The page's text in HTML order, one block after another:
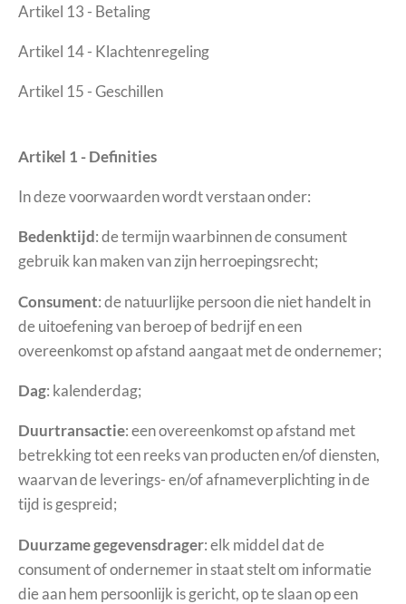
Artikel 13 - Betaling
Artikel 14 - Klachtenregeling
Artikel 15 - Geschillen
Artikel 1 - Definities
In deze voorwaarden wordt verstaan onder:
Bedenktijd: de termijn waarbinnen de consument
gebruik kan maken van zijn herroepingsrecht;
Consument: de natuurlijke persoon die niet handelt in
de uitoefening van beroep of bedrijf en een
overeenkomst op afstand aangaat met de ondernemer;
Dag: kalenderdag;
Duurtransactie: een overeenkomst op afstand met
betrekking tot een reeks van producten en/of diensten,
waarvan de leverings- en/of afnameverplichting in de
tijd is gespreid;
Duurzame gegevensdrager: elk middel dat de
consument of ondernemer in staat stelt om informatie
die aan hem persoonlijk is gericht, op te slaan op een